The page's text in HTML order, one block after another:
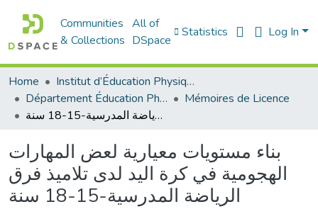
Communities
& Collections
All of
DSpace
Statistics Log In
Home
Institut d’Éducation Physique et Sportive
Département Éducation Physique et Sportive (EPS)
Mémoires de Licence
بناء مستويات معيارية لعض المهارات الهجومية في كرة اليد لدى تلاميذ فرق الرياضة المدرسية-15-18 سنة
بناء مستويات معيارية لعض المهارات
الهجومية في كرة اليد لدى تلاميذ فرق
الرياضة المدرسية-15-18 سنة